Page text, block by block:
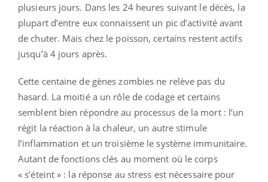
plusieurs jours. Dans les 24 heures suivant le décès, la
plupart d’entre eux connaissent un pic d’activité avant
de chuter. Mais chez le poisson, certains restent actifs
jusqu’à 4 jours après.
Cette centaine de gènes zombies ne relève pas du
hasard. La moitié a un rôle de codage et certains
semblent bien répondre au processus de la mort : l’un
régit la réaction à la chaleur, un autre stimule
l’inflammation et un troisième le système immunitaire.
Autant de fonctions clés au moment où le corps
« s’éteint » : la réponse au stress est nécessaire pour